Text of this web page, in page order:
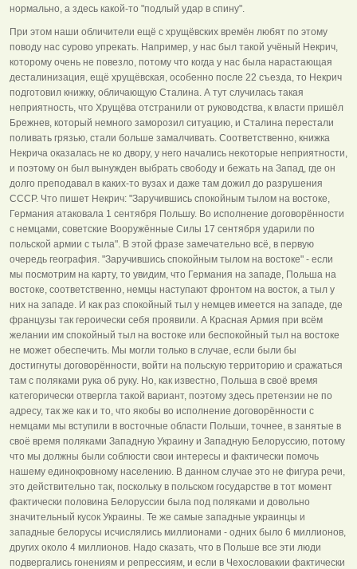
нормально, а здесь какой-то "подлый удар в спину".
При этом наши обличители ещё с хрущёвских времён любят по этому
поводу нас сурово упрекать. Например, у нас был такой учёный Некрич,
которому очень не повезло, потому что когда у нас была нарастающая
десталинизация, ещё хрущёвская, особенно после 22 съезда, то Некрич
подготовил книжку, обличающую Сталина. А тут случилась такая
неприятность, что Хрущёва отстранили от руководства, к власти пришёл
Брежнев, который немного заморозил ситуацию, и Сталина перестали
поливать грязью, стали больше замалчивать. Соответственно, книжка
Некрича оказалась не ко двору, у него начались некоторые неприятности,
и поэтому он был вынужден выбрать свободу и бежать на Запад, где он
долго преподавал в каких-то вузах и даже там дожил до разрушения
СССР. Что пишет Некрич: "Заручившись спокойным тылом на востоке,
Германия атаковала 1 сентября Польшу. Во исполнение договорённости
с немцами, советские Вооружённые Силы 17 сентября ударили по
польской армии с тыла". В этой фразе замечательно всё, в первую
очередь география. "Заручившись спокойным тылом на востоке" - если
мы посмотрим на карту, то увидим, что Германия на западе, Польша на
востоке, соответственно, немцы наступают фронтом на восток, а тыл у
них на западе. И как раз спокойный тыл у немцев имеется на западе, где
французы так героически себя проявили. А Красная Армия при всём
желании им спокойный тыл на востоке или беспокойный тыл на востоке
не может обеспечить. Мы могли только в случае, если были бы
достигнуты договорённости, войти на польскую территорию и сражаться
там с поляками рука об руку. Но, как известно, Польша в своё время
категорически отвергла такой вариант, поэтому здесь претензии не по
адресу, так же как и то, что якобы во исполнение договорённости с
немцами мы вступили в восточные области Польши, точнее, в занятые в
своё время поляками Западную Украину и Западную Белоруссию, потому
что мы должны были соблюсти свои интересы и фактически помочь
нашему единокровному населению. В данном случае это не фигура речи,
это действительно так, поскольку в польском государстве в тот момент
фактически половина Белоруссии была под поляками и довольно
значительный кусок Украины. Те же самые западные украинцы и
западные белорусы исчислялись миллионами - одних было 6 миллионов,
других около 4 миллионов. Надо сказать, что в Польше все эти люди
подвергались гонениям и репрессиям, и если в Чехословакии фактически